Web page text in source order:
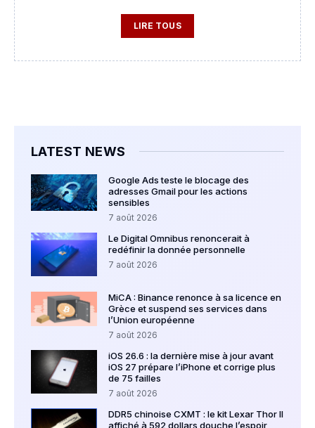
LIRE TOUS
LATEST NEWS
Google Ads teste le blocage des
adresses Gmail pour les actions
sensibles
7 août 2026
Le Digital Omnibus renoncerait à
redéfinir la donnée personnelle
7 août 2026
MiCA : Binance renonce à sa licence en
Grèce et suspend ses services dans
l’Union européenne
7 août 2026
iOS 26.6 : la dernière mise à jour avant
iOS 27 prépare l’iPhone et corrige plus
de 75 failles
7 août 2026
DDR5 chinoise CXMT : le kit Lexar Thor II
affiché à 592 dollars douche l’espoir